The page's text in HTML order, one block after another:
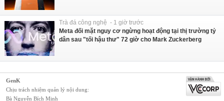
Trà đá công nghệ - 1 giờ trước
Meta đối mặt nguy cơ ngừng hoạt động tại thị trường tỷ
dân sau "tối hậu thư" 72 giờ cho Mark Zuckerberg
GenK
Chịu trách nhiệm quản lý nội dung:
Bà Nguyễn Bích Minh